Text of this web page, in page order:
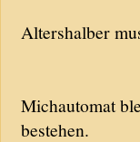
Altershalber
Michautomat
bestehen.